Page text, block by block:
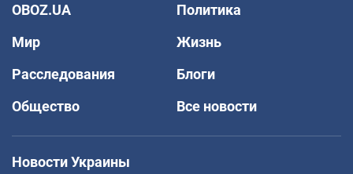
OBOZ.UA
Политика
Мир
Жизнь
Расследования
Блоги
Общество
Все новости
Новости Украины